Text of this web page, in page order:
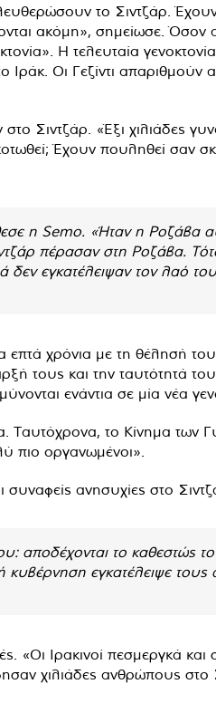
το Σιντζάρ.
ακόμη», σημείωσε.
Η τελευταία γενοκτονία
Ιράκ. Οι Γεζίντι απαριθμούν
Σιντζάρ. «Έξι χιλιάδες
Έχουν πουληθεί σαν
η Semo. «Ήταν η Ροζάβα
πέρασαν στη Ροζάβα.
δεν εγκατέλειψαν τον λαό
χρόνια με τη θέλησή
τους και την ταυτότητά
ενάντια σε μία νέα
Ταυτόχρονα, το Κίνημα των
πιο οργανωμένοι».
ανησυχίες στο
αποδέχονται το καθεστώς
κυβέρνηση εγκατέλειψε
«Οι Ιρακινοί πεσμεργκά και
χιλιάδες ανθρώπους στο